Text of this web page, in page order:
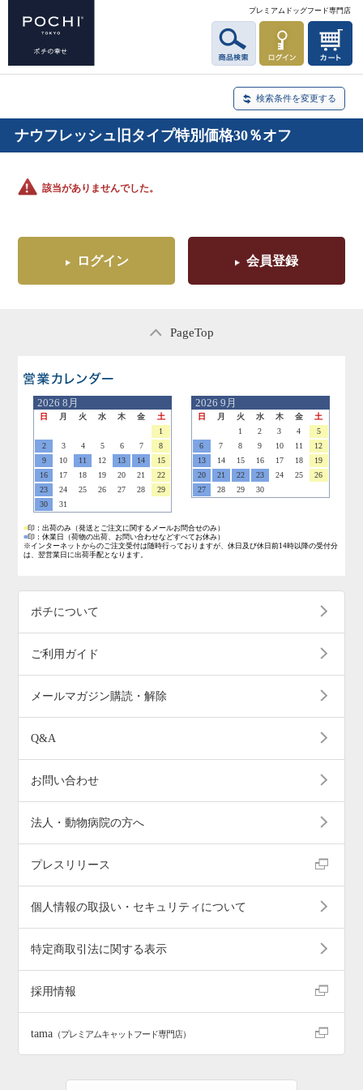
プレミアムドッグフード専門店
検索条件を変更する
ナウフレッシュ旧タイプ特別価格30％オフ
該当がありませんでした。
ログイン 会員登録
PageTop
営業日のご案内
2026 8月
日 月 火 水 木 金
土
1
2
3 4 5 6 7
8
9
10 11 12 13 14
15
16
17 18 19 20 21
22
23
24 25 26 27 28
29
30
31
2026 9月
日 月 火 水 木 金
土
1
2 3 4
5
6
7 8 9 10 11
12
13
14 15 16 17 18
19
20
21 22 23 24 25
26
27
28 29 30
■印：出荷のみ （発送とご注文に関するメールお問合せのみ）
■印：休業日
（荷物の出荷、お問い合わせなどすべてお休み）
※インターネットからのご注文受付は随時行っておりますが、休日及び休日前14時以降の受付分
は、翌営業日に出荷手配となります。
ポチについて
ご利用ガイド
メールマガジン購読・解除
Q&A
お問い合わせ
法人・動物病院の方へ
プレスリリース
個人情報の取扱い・セキュリティについて
特定商取引法に関する表示
採用情報
tama （プレミアムキャットフード専門店）